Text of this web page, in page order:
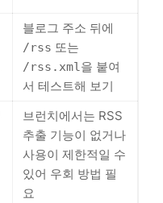
블로그 주소 뒤에
/rss 또는
/rss.xml을 붙여
서 테스트해 보기
브런치에서는 RSS
추출 기능이 없거나
사용이 제한적일 수
있어 우회 방법 필
요